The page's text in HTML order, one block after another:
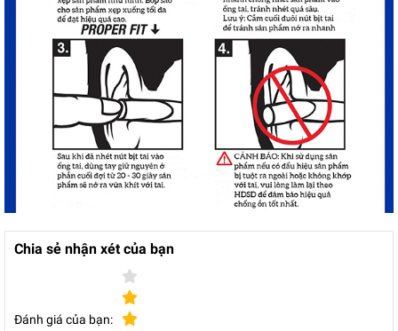
Chia sẻ nhận xét của bạn
Đánh giá của bạn: